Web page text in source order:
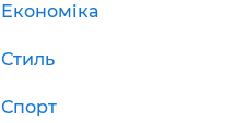
Економіка
Стиль
Спорт